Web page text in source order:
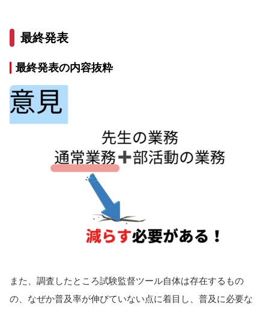
最終発表
最終発表の内容抜粋
また、調査したところ試験監督ツール自体は存在するもの
の、なぜか普及率が伸びていない点に着目し、普及に必要な